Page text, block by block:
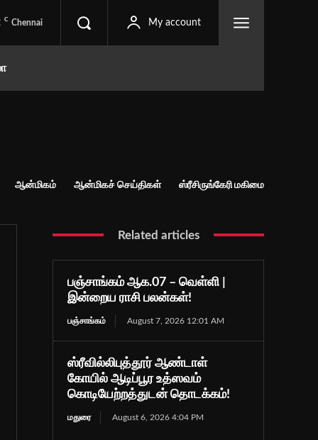
C Chennai My account
ஆன்மிகம் ஆன்மிகச் செய்திகள் ஸ்ரீசிருங்கேரி மகிமை
Related articles
பஞ்சாங்கம் ஆக.07 – வெள்ளி |
இன்றைய ராசி பலன்கள்!
பஞ்சாங்கம் August 7, 2026 12:01 AM
ஸ்ரீவில்லிபுத்தூர் ஆண்டாள்
கோயில் ஆடிப்பூர உத்ஸவம்
கொடியேற்றத்துடன் தொடக்கம்!
மதுரை August 6, 2026 4:04 PM